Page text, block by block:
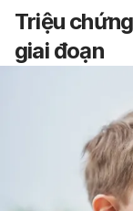
Triệu
giai đoạn